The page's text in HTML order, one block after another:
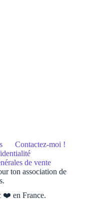
Contactez-moi !
de vente
ton association de
❤️ en France.